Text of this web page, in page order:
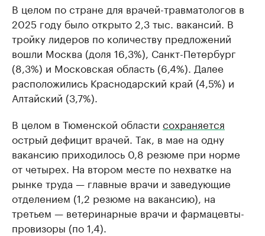
В целом по стране для врачей-травматологов в
2025 году было открыто 2,3 тыс. вакансий. В
тройку лидеров по количеству предложений
вошли Москва (доля 16,3%), Санкт-Петербург
(8,3%) и Московская область (6,4%). Далее
расположились Краснодарский край (4,5%) и
Алтайский (3,7%).
В целом в Тюменской области сохраняется
острый дефицит врачей. Так, в мае на одну
вакансию приходилось 0,8 резюме при норме
от четырех. На втором месте по нехватке на
рынке труда — главные врачи и заведующие
отделением (1,2 резюме на вакансию), на
третьем — ветеринарные врачи и фармацевты-
провизоры (по 1,4).